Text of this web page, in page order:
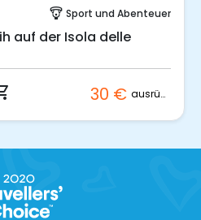
paragliding Sport und Abenteuer
auf der Isola delle
30 € ausrüstung